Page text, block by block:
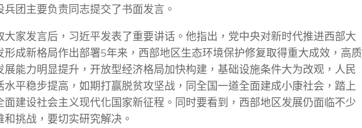
兵团主要负责同志提交了书面发言。
大家发言后，习近平发表了重要讲话。他指出，党中央对新时代推进西部大
形成新格局作出部署5年来，西部地区生态环境保护修复取得重大成效，高质
展能力明显提升，开放型经济格局加快构建，基础设施条件大为改观，人民
水平稳步提高，如期打赢脱贫攻坚战，同全国一道全面建成小康社会，踏上
面建设社会主义现代化国家新征程。同时要看到，西部地区发展仍面临不少
和挑战，要切实研究解决。